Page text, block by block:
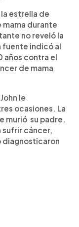
estrella de
durante
no reveló la
fuente indicó al
años contra el
de mama
le
ocasiones. La
murió su padre.
sufrir cáncer,
diagnosticaron